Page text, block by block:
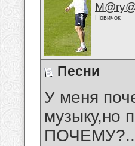
Новичок
Песни
У меня
музыку,но